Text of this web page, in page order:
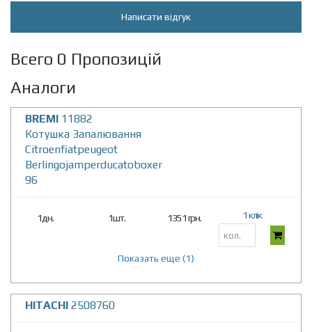
Написати відгук
Всего 0 Пропозицій
Аналоги
BREMI 11882
Котушка Запалювання
Citroenfiatpeugeot
Berlingojamperducatoboxer
96
1дн. 1шт. 1351 грн. 1 клік
Показать еще (1)
HITACHI 2508760